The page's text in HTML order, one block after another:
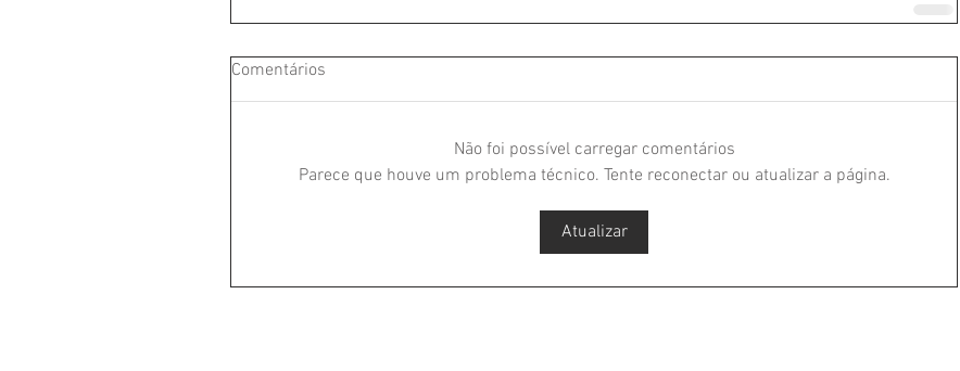
Comentários
Não foi possível carregar comentários
Parece que houve um problema técnico. Tente reconectar ou atualizar a página.
Atualizar